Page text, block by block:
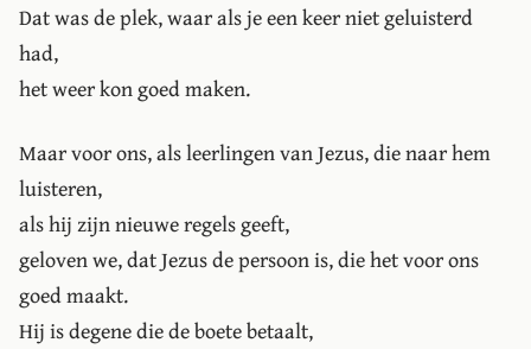
Dat was de plek, waar als je een keer niet geluisterd
had,
het weer kon goed maken.
Maar voor ons, als leerlingen van Jezus, die naar hem
luisteren,
als hij zijn nieuwe regels geeft,
geloven we, dat Jezus de persoon is, die het voor ons
goed maakt.
Hij is degene die de boete betaalt,